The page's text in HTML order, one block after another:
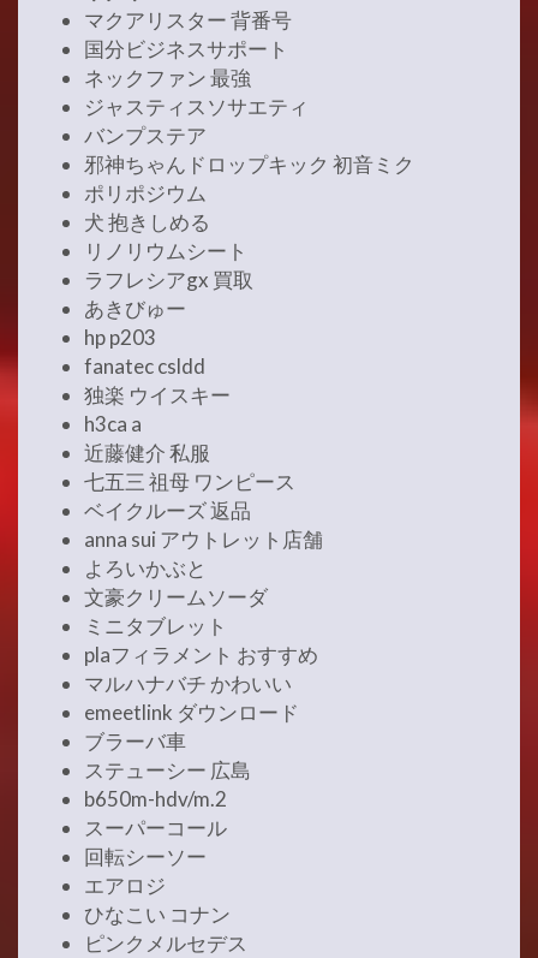
マクアリスター 背番号
国分ビジネスサポート
ネックファン 最強
ジャスティスソサエティ
バンプステア
邪神ちゃんドロップキック 初音ミク
ポリポジウム
犬 抱きしめる
リノリウムシート
ラフレシアgx 買取
あきびゅー
hp p203
fanatec csldd
独楽 ウイスキー
h3ca a
近藤健介 私服
七五三 祖母 ワンピース
ベイクルーズ 返品
anna sui アウトレット店舗
よろいかぶと
文豪クリームソーダ
ミニタブレット
plaフィラメント おすすめ
マルハナバチ かわいい
emeetlink ダウンロード
ブラーバ車
ステューシー 広島
b650m-hdv/m.2
スーパーコール
回転シーソー
エアロジ
ひなこい コナン
ピンクメルセデス